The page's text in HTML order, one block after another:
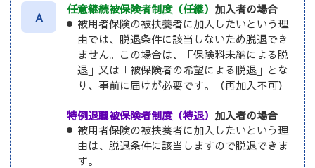
A
任意継続被保険者制度（任継） 加入者の場合
被用者保険の被扶養者に加入したいという理
由では、脱退条件に該当しないため脱退でき
ません。この場合は、「保険料未納による脱
退」又は「被保険者の希望による脱退」とな
り、事前に届けが必要です。（再加入不可）
特例退職被保険者制度（特退） 加入者の場合
被用者保険の被扶養者に加入したいという理
由は、脱退条件に該当しますので脱退できま
す。